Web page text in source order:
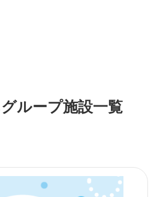
ループ施設一覧